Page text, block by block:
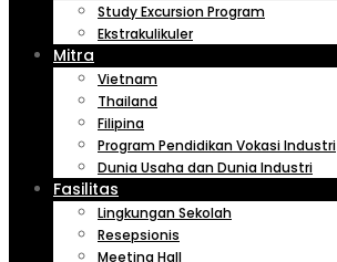
Study Excursion Program
Ekstrakulikuler
Mitra
Vietnam
Thailand
Filipina
Program Pendidikan Vokasi Industri
Dunia Usaha dan Dunia Industri
Fasilitas
Lingkungan Sekolah
Resepsionis
Meeting Hall